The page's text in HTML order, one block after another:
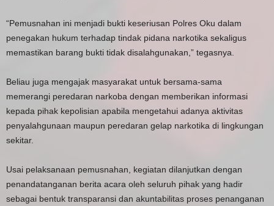
“Pemusnahan ini menjadi bukti keseriusan Polres Oku dalam
penegakan hukum terhadap tindak pidana narkotika sekaligus
memastikan barang bukti tidak disalahgunakan,” tegasnya.
Beliau juga mengajak masyarakat untuk bersama-sama
memerangi peredaran narkoba dengan memberikan informasi
kepada pihak kepolisian apabila mengetahui adanya aktivitas
penyalahgunaan maupun peredaran gelap narkotika di lingkungan
sekitar.
Usai pelaksanaan pemusnahan, kegiatan dilanjutkan dengan
penandatanganan berita acara oleh seluruh pihak yang hadir
sebagai bentuk transparansi dan akuntabilitas proses penanganan